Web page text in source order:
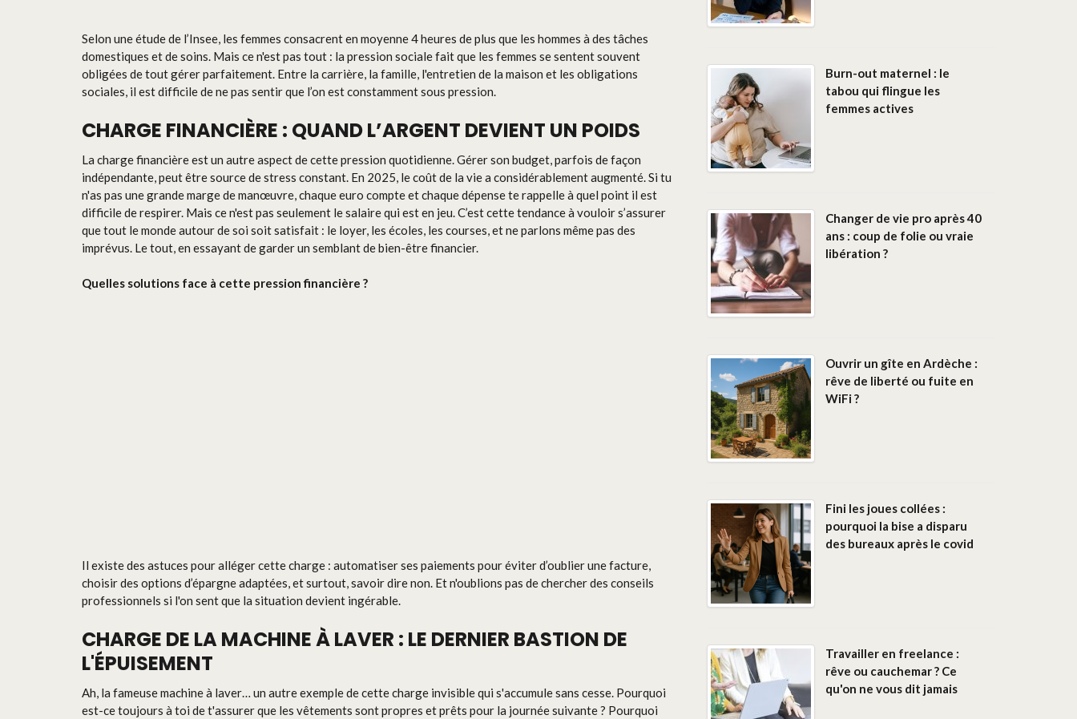
Selon une étude de l’Insee, les femmes consacrent en moyenne 4 heures de plus que les hommes à des tâches
domestiques et de soins. Mais ce n'est pas tout : la pression sociale fait que les femmes se sentent souvent
obligées de tout gérer parfaitement. Entre la carrière, la famille, l'entretien de la maison et les obligations
sociales, il est difficile de ne pas sentir que l’on est constamment sous pression.
CHARGE FINANCIÈRE : QUAND L’ARGENT DEVIENT UN POIDS
La charge financière est un autre aspect de cette pression quotidienne. Gérer son budget, parfois de façon
indépendante, peut être source de stress constant. En 2025, le coût de la vie a considérablement augmenté. Si tu
n'as pas une grande marge de manœuvre, chaque euro compte et chaque dépense te rappelle à quel point il est
difficile de respirer. Mais ce n'est pas seulement le salaire qui est en jeu. C’est cette tendance à vouloir s’assurer
que tout le monde autour de soi soit satisfait : le loyer, les écoles, les courses, et ne parlons même pas des
imprévus. Le tout, en essayant de garder un semblant de bien-être financier.
Quelles solutions face à cette pression financière ?
Il existe des astuces pour alléger cette charge : automatiser ses paiements pour éviter d’oublier une facture,
choisir des options d’épargne adaptées, et surtout, savoir dire non. Et n'oublions pas de chercher des conseils
professionnels si l'on sent que la situation devient ingérable.
CHARGE DE LA MACHINE À LAVER : LE DERNIER BASTION DE
L'ÉPUISEMENT
Ah, la fameuse machine à laver… un autre exemple de cette charge invisible qui s'accumule sans cesse. Pourquoi
est-ce toujours à toi de t'assurer que les vêtements sont propres et prêts pour la journée suivante ? Pourquoi
Burn-out maternel : le
tabou qui flingue les
femmes actives
Changer de vie pro après 40
ans : coup de folie ou vraie
libération ?
Ouvrir un gîte en Ardèche :
rêve de liberté ou fuite en
WiFi ?
Fini les joues collées :
pourquoi la bise a disparu
des bureaux après le covid
Travailler en freelance :
rêve ou cauchemar ? Ce
qu'on ne vous dit jamais